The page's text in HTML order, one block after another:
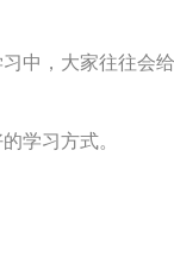
中，大家往往会
学习方式。